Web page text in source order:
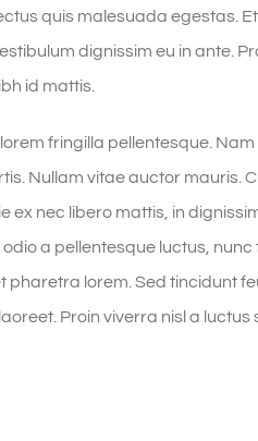
quis malesuada egestas.
dignissim eu in ante.
id mattis.
fringilla pellentesque.
Nullam vitae auctor mauris.
ex nec libero mattis, in
a pellentesque luctus,
pharetra lorem. Sed tincidunt
Proin viverra nisl a luctus